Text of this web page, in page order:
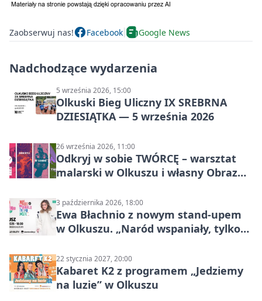
Zaobserwuj nas! Facebook Google News
Nadchodzące wydarzenia
5 września 2026, 15:00
Olkuski Bieg Uliczny IX SREBRNA
DZIESIĄTKA — 5 września 2026
26 września 2026, 11:00
Odkryj w sobie TWÓRCĘ – warsztat
malarski w Olkuszu i własny Obraz
3 października 2026, 18:00
Ewa Błachnio z nowym stand-upem
w Olkuszu. „Naród wspaniały, tylko
22 stycznia 2027, 20:00
Kabaret K2 z programem „Jedziemy
na luzie” w Olkuszu